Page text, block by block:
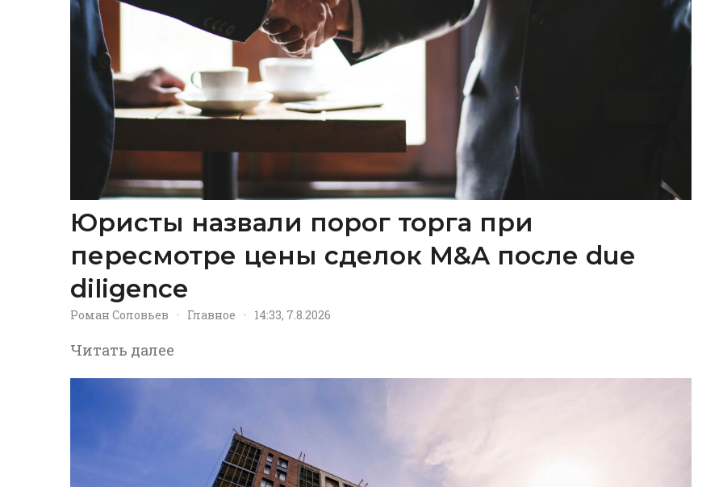
Юристы назвали порог торга при
пересмотре цены сделок M&A после due
diligence
Роман Соловьев · Главное · 14:33, 7.8.2026
Читать далее